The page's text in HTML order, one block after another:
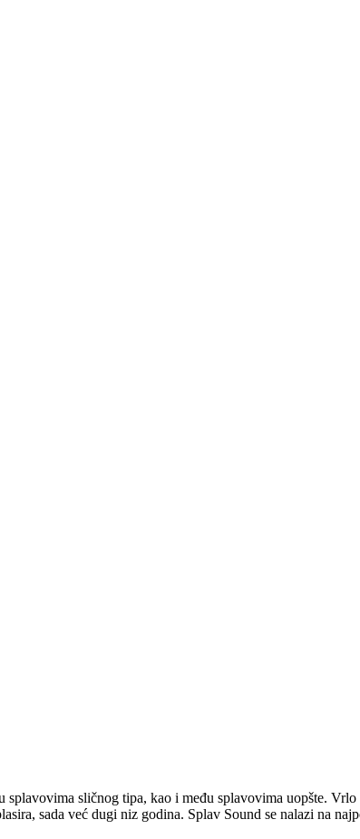
sličnog tipa, kao i među splavovima uopšte.
sada već dugi niz godina. Splav Sound se nalazi na